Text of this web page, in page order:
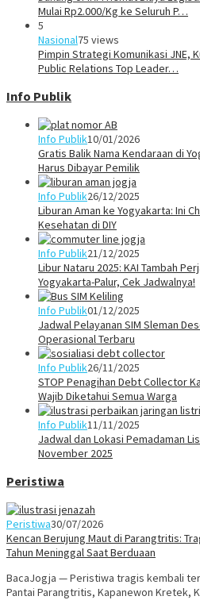
Mulai Rp2.000/Kg ke Seluruh P…
5
Nasional75 views
Pimpin Strategi Komunikasi JNE,
Public Relations Top Leader…
Info Publik
Info Publik10/01/2026
Gratis Balik Nama Kendaraan di
Harus Dibayar Pemilik
Info Publik26/12/2025
Liburan Aman ke Yogyakarta: Ini
Kesehatan di DIY
Info Publik21/12/2025
Libur Nataru 2025: KAI Tambah
Yogyakarta-Palur, Cek Jadwalnya!
Info Publik01/12/2025
Jadwal Pelayanan SIM Sleman
Operasional Terbaru
Info Publik26/11/2025
STOP Penagihan Debt Collector
Wajib Diketahui Semua Warga
Info Publik11/11/2025
Jadwal dan Lokasi Pemadaman
November 2025
Peristiwa
Peristiwa30/07/2026
Kencan Berujung Maut di Parangtritis:
Tahun Meninggal Saat Berduaan
BacaJogja — Peristiwa tragis kembali
Pantai Parangtritis, Kapanewon Kretek,